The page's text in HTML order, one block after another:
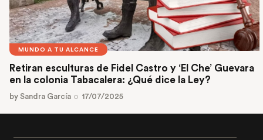
MUNDO A TU ALCANCE
Retiran esculturas de Fidel Castro y ‘El Che’ Guevara
en la colonia Tabacalera: ¿Qué dice la Ley?
by Sandra García 17/07/2025